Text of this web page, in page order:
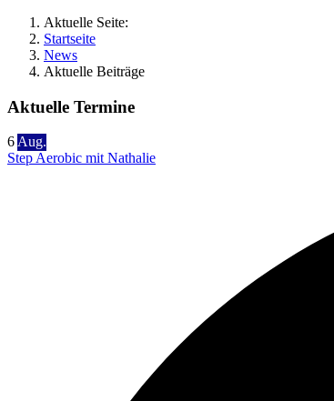
Aktuelle Seite:
Startseite
News
Aktuelle Beiträge
Aktuelle Termine
6Aug.
Step Aerobic mit Nathalie